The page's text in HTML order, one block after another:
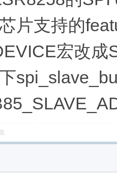
片支持的
宏改